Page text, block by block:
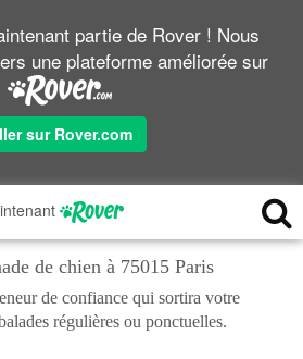
partie de Rover ! Nous
une plateforme améliorée sur
sur Rover.com
de chien à 75015 Paris
de confiance qui sortira votre
régulières ou ponctuelles.